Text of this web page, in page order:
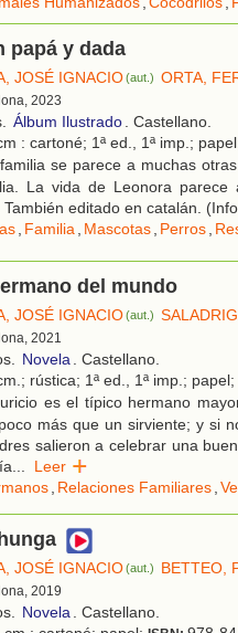
papá y dada
JOSÉ IGNACIO(aut.) ORTA,
2023
Álbum Ilustrado. Castellano.
: cartoné; 1ª ed., 1ª imp.;
se parece a muchas
La vida de Leonora
editado en catalán.
, Familia, Mascotas, Perros,
del mundo
JOSÉ IGNACIO(aut.)
2021
Novela
. Castellano.
rústica; 1ª ed., 1ª imp.; papel;
es el típico hermano
más que un sirviente; y si
salieron a celebrar una
Leer
Relaciones Familiares
JOSÉ IGNACIO(aut.) BETTEO,
2019
Novela
. Castellano.